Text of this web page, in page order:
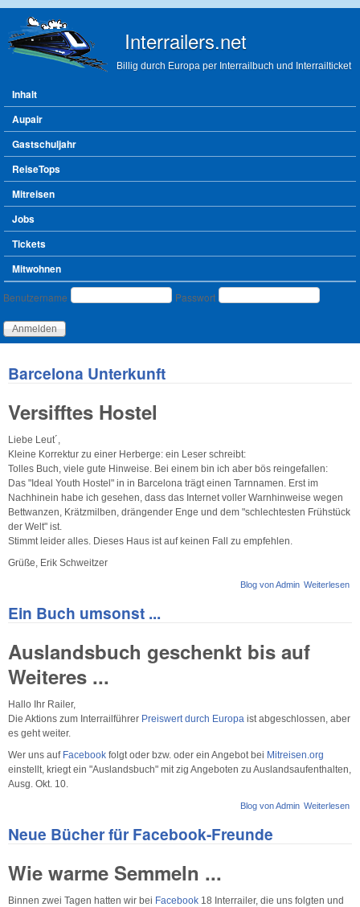
Interrailers.net
Billig durch Europa per Interrailbuch und Interrailticket
Hauptmenü
Inhalt
Aupair
Gastschuljahr
ReiseTops
Mitreisen
Jobs
Tickets
Mitwohnen
Benutzeranmeldung
Benutzername Passwort
Barcelona Unterkunft
Versifftes Hostel
Liebe Leut´,
Kleine Korrektur zu einer Herberge: ein Leser schreibt:
Tolles Buch, viele gute Hinweise. Bei einem bin ich aber bös reingefallen:
Das "Ideal Youth Hostel" in in Barcelona trägt einen Tarnnamen. Erst im
Nachhinein habe ich gesehen, dass das Internet voller Warnhinweise wegen
Bettwanzen, Krätzmilben, drängender Enge und dem "schlechtesten Frühstück
der Welt" ist.
Stimmt leider alles. Dieses Haus ist auf keinen Fall zu empfehlen.
Grüße, Erik Schweitzer
Weiterlesen
Blog von Admin
Ein Buch umsonst ...
Auslandsbuch geschenkt bis auf
Weiteres ...
Hallo Ihr Railer,
Die Aktions zum Interrailführer Preiswert durch Europa ist abgeschlossen, aber
es geht weiter.
Wer uns auf Facebook folgt oder bzw. oder ein Angebot bei Mitreisen.org
einstellt, kriegt ein "Auslandsbuch" mit zig Angeboten zu Auslandsaufenthalten,
Ausg. Okt. 10.
Weiterlesen
Blog von Admin
Neue Bücher für Facebook-Freunde
Wie warme Semmeln ...
Binnen zwei Tagen hatten wir bei Facebook 18 Interrailer, die uns folgten und